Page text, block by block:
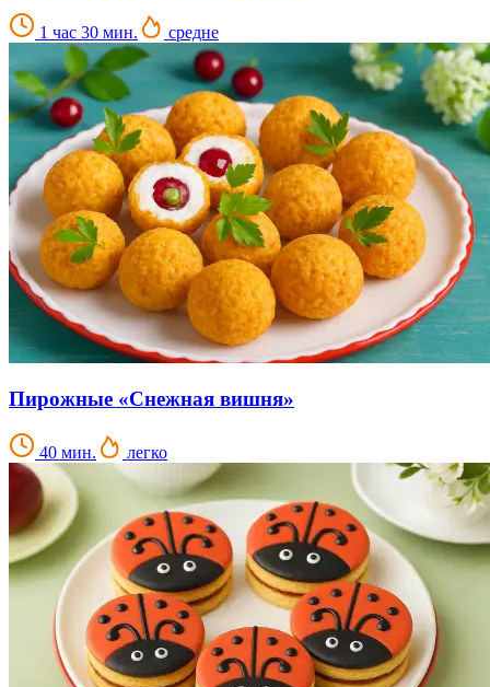
1 час 30 мин. средне
Пирожные «Снежная вишня»
40 мин. легко